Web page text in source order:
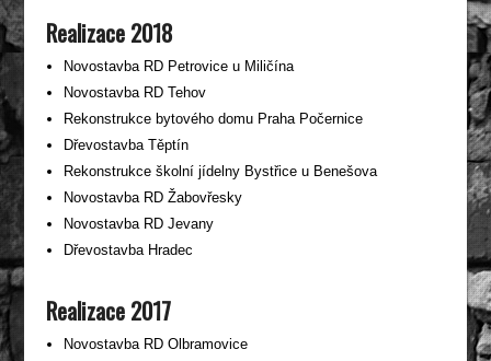
Realizace 2018
Novostavba RD Petrovice u Miličína
Novostavba RD Tehov
Rekonstrukce bytového domu Praha Počernice
Dřevostavba Těptín
Rekonstrukce školní jídelny Bystřice u Benešova
Novostavba RD Žabovřesky
Novostavba RD Jevany
Dřevostavba Hradec
Realizace 2017
Novostavba RD Olbramovice